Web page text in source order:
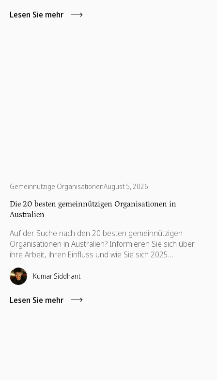
Lesen Sie mehr
Gemeinnützige OrganisationenAugust 5, 2026
Die 20 besten gemeinnützigen Organisationen in
Australien
Auf der Suche nach den 20 besten gemeinnützigen
Organisationen in Australien? Informieren Sie sich über
ihre Arbeit, ihren Einfluss und wie Sie sich 2025
engagieren können.
Kumar Siddhant
Lesen Sie mehr